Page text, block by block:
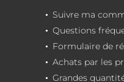
Suivre ma
Questions
Formulaire de
Achats par les
Grandes